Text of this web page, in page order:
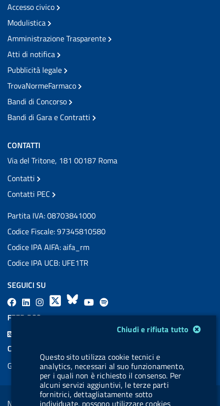
Chiudi e rifiuta tutto
Questo sito utilizza cookie tecnici e
analytics, necessari al suo funzionamento,
per i quali non è richiesto il consenso. Per
alcuni servizi aggiuntivi, le terze parti
fornitrici, dettagliatamente sotto
individuate, possono utilizzare cookies
Accesso civico
Modulistica
Amministrazione Trasparente
Atti di notifica
Pubblicità legale
TrovaNormeFarmaco
Bandi di Concorso
Bandi di Gara e Contratti
CONTATTI
Via del Tritone, 181 00187 Roma
Contatti
Contatti PEC
Partita IVA: 08703841000
Codice Fiscale: 97345810580
Codice IPA AIFA: aifa_rm
Codice IPA UCB: UFE1TR
SEGUICI SU
F
a
L
i
a
l
.
b
u
X
B
l
s
k
y
Y
o
u
b
e
l
a
l
.
b
u
FEED RSS
COOKIES
Gestione cookie
Sezione Link Utili
Note legali